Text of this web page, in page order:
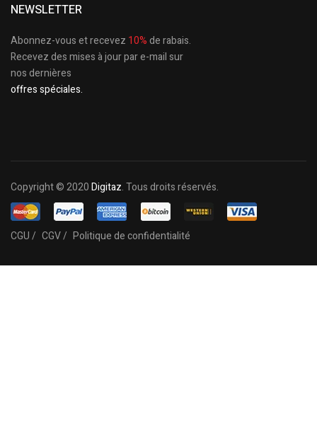
NEWSLETTER
Abonnez-vous et recevez 10%de rabais.
Recevez des mises à jour par e-mail sur
nos dernières
offres spéciales.
Copyright © 2020Digitaz. Tous droits réservés.
CGU / CGV / Politique de confidentialité